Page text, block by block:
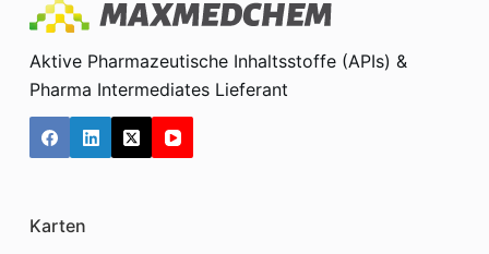
Aktive Pharmazeutische Inhaltsstoffe (APIs) &
Pharma Intermediates Lieferant
Karten